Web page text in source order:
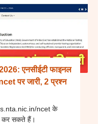
एनसीईटी फाइनल
पर जारी, 2 प्रश्न
ncet के
कर सकते हैं।